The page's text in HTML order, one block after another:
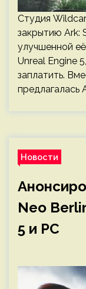
Студия
закрытию Ark:
улучшенной
Unreal Engine
заплатить.
предлагалась
Новости
Neo
5 и PC